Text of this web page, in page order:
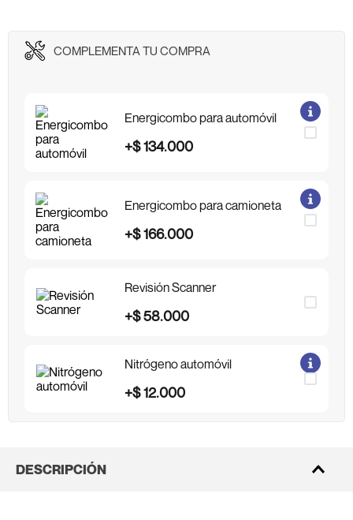
COMPLEMENTA TU COMPRA
Energicombo para automóvil
+$134.000
Energicombo para camioneta
+$166.000
Revisión Scanner
+$58.000
Nitrógeno automóvil
+$12.000
DESCRIPCIÓN